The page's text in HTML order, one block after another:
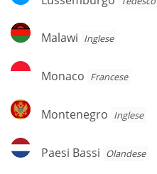
Malawi
Malawi Inglese
Monaco
Monaco Francese
Montenegro
Montenegro Inglese
Paesi
Bassi
Paesi Bassi Olandese